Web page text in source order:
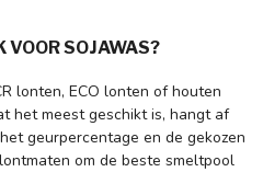
VOOR SOJAWAS?
lonten, ECO lonten of houten
het meest geschikt is, hangt af
geurpercentage en de gekozen
om de beste smeltpool